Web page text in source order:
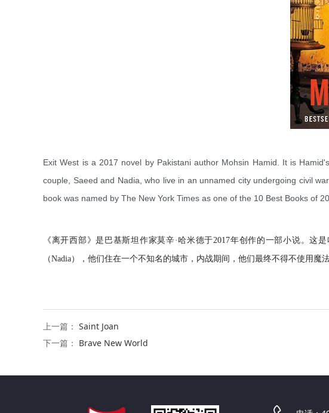
Exit West is a 2017 novel by Pakistani author Mohsin Hamid. It is
couple, Saeed and Nadia, who live in an unnamed city undergoing civil
book was named by The New York Times as one of the 10 Best Books of
《离开西部》是巴基斯坦作家莫辛·哈米德于2017年创作的一部小说。这
（Nadia），他们住在一个不知名的城市，内战期间，他们最终不得不使用
上一篇： Saint Joan
下一篇： Brave New World